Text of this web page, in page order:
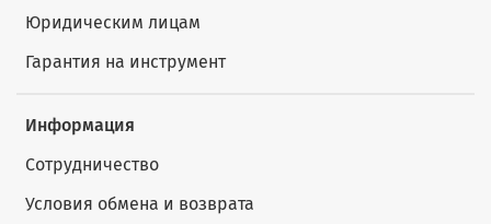
Юридическим лицам
Гарантия на инструмент
Информация
Сотрудничество
Условия обмена и возврата